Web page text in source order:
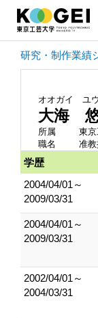
研究・制作業績
オオガイ ユ
大海
所属
東
職名
准
学歴
2004/04/01～
2009/03/31
2004/04/01～
2009/03/31
2002/04/01～
2004/03/31